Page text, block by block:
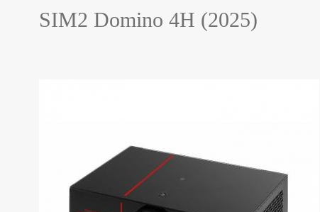
навигации
SIM2 Domino 4H (2025)